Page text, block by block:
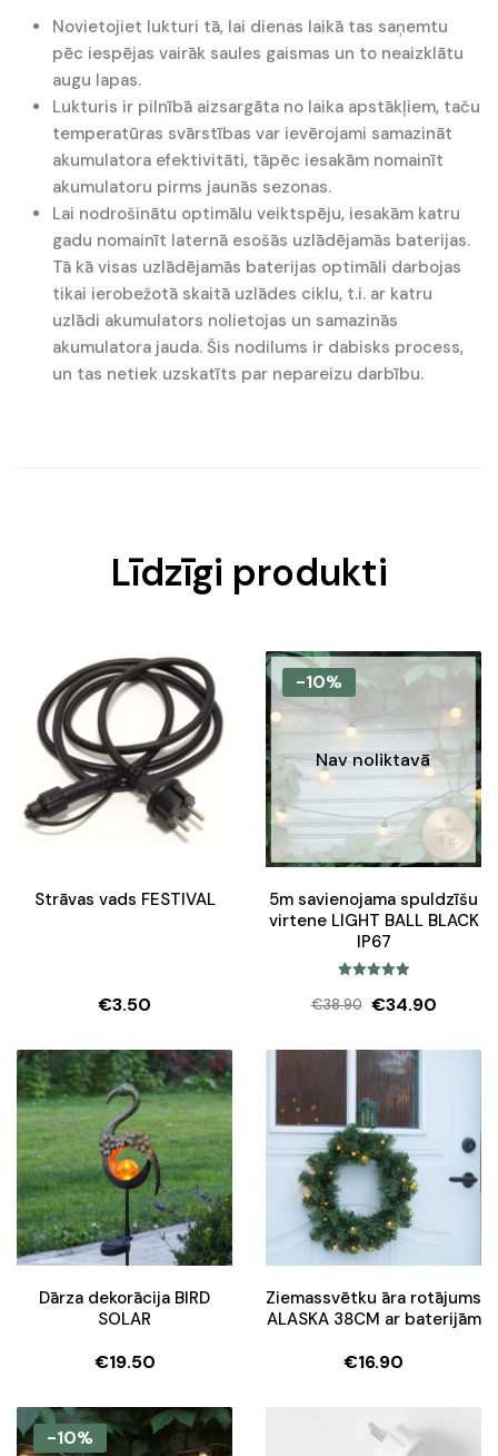
Novietojiet lukturi tā, lai dienas laikā tas saņemtu
pēc iespējas vairāk saules gaismas un to neaizklātu
augu lapas.
Lukturis ir pilnībā aizsargāta no laika apstākļiem, taču
temperatūras svārstības var ievērojami samazināt
akumulatora efektivitāti, tāpēc iesakām nomainīt
akumulatoru pirms jaunās sezonas.
Lai nodrošinātu optimālu veiktspēju, iesakām katru
gadu nomainīt laternā esošās uzlādējamās baterijas.
Tā kā visas uzlādējamās baterijas optimāli darbojas
tikai ierobežotā skaitā uzlādes ciklu, t.i. ar katru
uzlādi akumulators nolietojas un samazinās
akumulatora jauda. Šis nodilums ir dabisks process,
un tas netiek uzskatīts par nepareizu darbību.
Līdzīgi produkti
Strāvas vads FESTIVAL
€3.50
-10%
Nav noliktavā
5m savienojama spuldzīšu
virtene LIGHT BALL BLACK
IP67
out of 5
€38.90
Original
price
was:
€38.90.
€34.90
Current
price
is:
€34.90.
Dārza dekorācija BIRD
SOLAR
€19.50
Ziemassvētku āra rotājums
ALASKA 38CM ar baterijām
€16.90
-10%